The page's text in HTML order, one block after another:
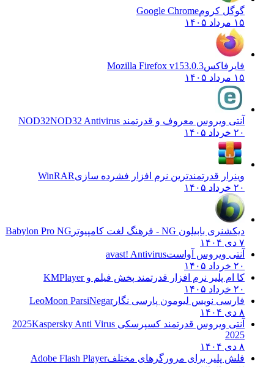
گوگل کرومGoogle Chrome
۱۵ مرداد ۱۴۰۵
فایرفاکسMozilla Firefox v153.0.3
۱۵ مرداد ۱۴۰۵
آنتی ویروس معروف و قدرتمند NOD32 NOD32 Antivirus
۲۰ خرداد ۱۴۰۵
وینرار قدرتمندترین نرم افزار فشرده سازیWinRAR
۲۰ خرداد ۱۴۰۵
دیکشنری بابیلون NG - فرهنگ لغت کامپیوتر
Babylon Pro NG
۷ دی ۱۴۰۴
آنتی ویروس آواستavast! Antivirus
۲۰ خرداد ۱۴۰۵
کا ام پلیر نرم افزار قدرتمند پخش فیلم وKMPlayer
۲۰ خرداد ۱۴۰۵
فارسی نویس لیومون پارسی نگارLeoMoon ParsiNegar
۸ دی ۱۴۰۴
آنتی ویروس قدرتمند کسپرسکی 2025 Kaspersky Anti Virus
2025
۸ دی ۱۴۰۴
فلش پلیر برای مرورگرهای مختلفAdobe Flash Player